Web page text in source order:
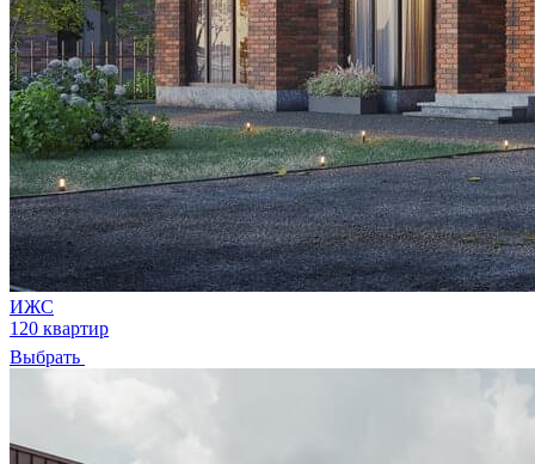
ИЖС
120 квартир
Выбрать